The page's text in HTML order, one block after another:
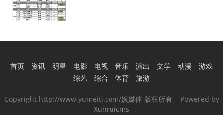
首页 资讯 明星 电影 电视 音乐 演出 文学 动漫
游戏
综艺
综合 体育 旅游
Copyright http://www.yumeiti.com/娱媒体 版权所有 Powered by
Xunruicms